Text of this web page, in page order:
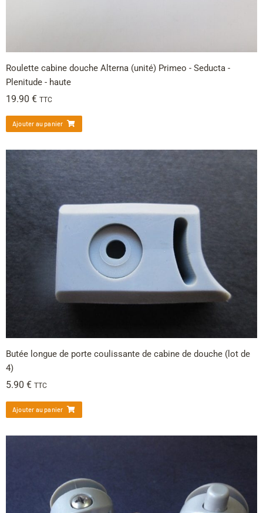
Roulette cabine douche Alterna (unité) Primeo - Seducta -
Plenitude - haute
19.90 € TTC
Ajouter au panier
Butée longue de porte coulissante de cabine de douche (lot de
4)
5.90 € TTC
Ajouter au panier